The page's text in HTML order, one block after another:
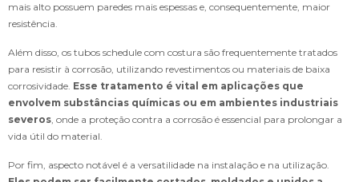
mais alto possuem paredes mais espessas e, consequentemente, maior
resistência.
Além disso, os tubos schedule com costura são frequentemente tratados
para resistir à corrosão, utilizando revestimentos ou materiais de baixa
corrosividade. Esse tratamento é vital em aplicações que
envolvem substâncias químicas ou em ambientes industriais
severos, onde a proteção contra a corrosão é essencial para prolongar a
vida útil do material.
Por fim, aspecto notável é a versatilidade na instalação e na utilização.